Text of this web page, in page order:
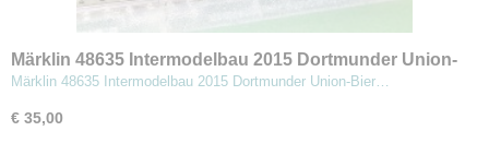
Märklin 48635 Intermodelbau 2015 Dortmunder Union-
Bier
Märklin 48635 Intermodelbau 2015 Dortmunder Union-Bier…
€ 35,00